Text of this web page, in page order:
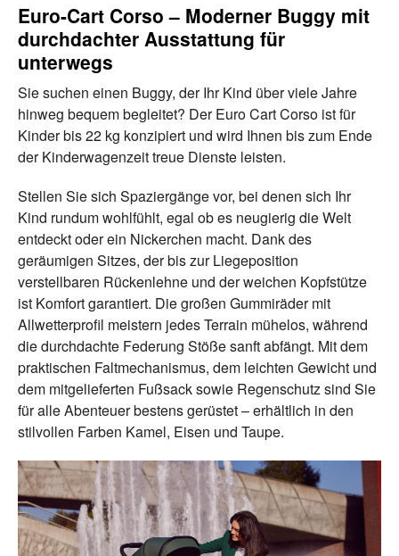
Euro-Cart Corso – Moderner Buggy mit
durchdachter Ausstattung für
unterwegs
Sie suchen einen Buggy, der Ihr Kind über viele Jahre
hinweg bequem begleitet? Der Euro Cart Corso ist für
Kinder bis 22 kg konzipiert und wird Ihnen bis zum Ende
der Kinderwagenzeit treue Dienste leisten.
Stellen Sie sich Spaziergänge vor, bei denen sich Ihr
Kind rundum wohlfühlt, egal ob es neugierig die Welt
entdeckt oder ein Nickerchen macht. Dank des
geräumigen Sitzes, der bis zur Liegeposition
verstellbaren Rückenlehne und der weichen Kopfstütze
ist Komfort garantiert. Die großen Gummiräder mit
Allwetterprofil meistern jedes Terrain mühelos, während
die durchdachte Federung Stöße sanft abfängt. Mit dem
praktischen Faltmechanismus, dem leichten Gewicht und
dem mitgelieferten Fußsack sowie Regenschutz sind Sie
für alle Abenteuer bestens gerüstet – erhältlich in den
stilvollen Farben Kamel, Eisen und Taupe.